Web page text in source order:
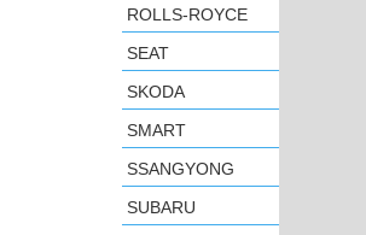
ROLLS-ROYCE
SEAT
SKODA
SMART
SSANGYONG
SUBARU